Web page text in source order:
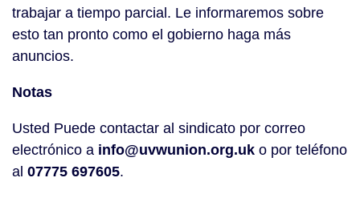
trabajar a tiempo parcial. Le informaremos sobre
esto tan pronto como el gobierno haga más
anuncios.
Notas
Usted Puede contactar al sindicato por correo
electrónico a info@uvwunion.org.uk o por teléfono
al 07775 697605.